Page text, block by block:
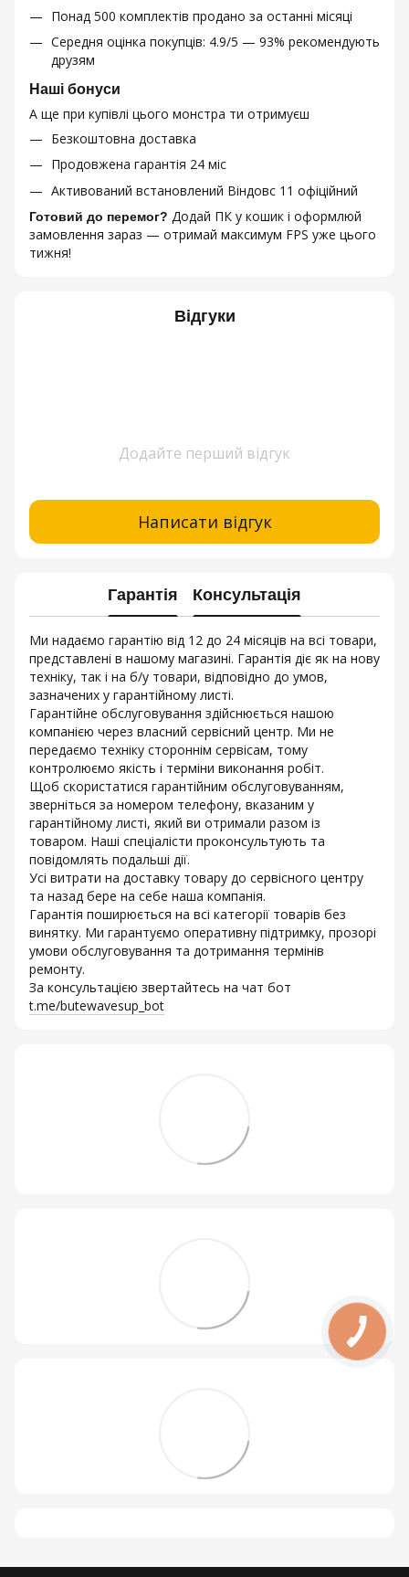
Понад 500 комплектів продано за останні місяці
Середня оцінка покупців: 4.9/5 — 93% рекомендують
друзям
Наші бонуси
А ще при купівлі цього монстра ти отримуєш
Безкоштовна доставка
Продовжена гарантія 24 міс
Активований встановлений Віндовс 11 офіційний
Готовий до перемог? Додай ПК у кошик і оформлюй
замовлення зараз — отримай максимум FPS уже цього
тижня!
Відгуки
Додайте перший відгук
Написати відгук
Гарантія Консультація
Ми надаємо гарантію від 12 до 24 місяців на всі товари,
представлені в нашому магазині. Гарантія діє як на нову
техніку, так і на б/у товари, відповідно до умов,
зазначених у гарантійному листі.
Гарантійне обслуговування здійснюється нашою
компанією через власний сервісний центр. Ми не
передаємо техніку стороннім сервісам, тому
контролюємо якість і терміни виконання робіт.
Щоб скористатися гарантійним обслуговуванням,
зверніться за номером телефону, вказаним у
гарантійному листі, який ви отримали разом із
товаром. Наші спеціалісти проконсультують та
повідомлять подальші дії.
Усі витрати на доставку товару до сервісного центру
та назад бере на себе наша компанія.
Гарантія поширюється на всі категорії товарів без
винятку. Ми гарантуємо оперативну підтримку, прозорі
умови обслуговування та дотримання термінів
ремонту.
За консультацією звертайтесь на чат бот
t.me/butewavesup_bot